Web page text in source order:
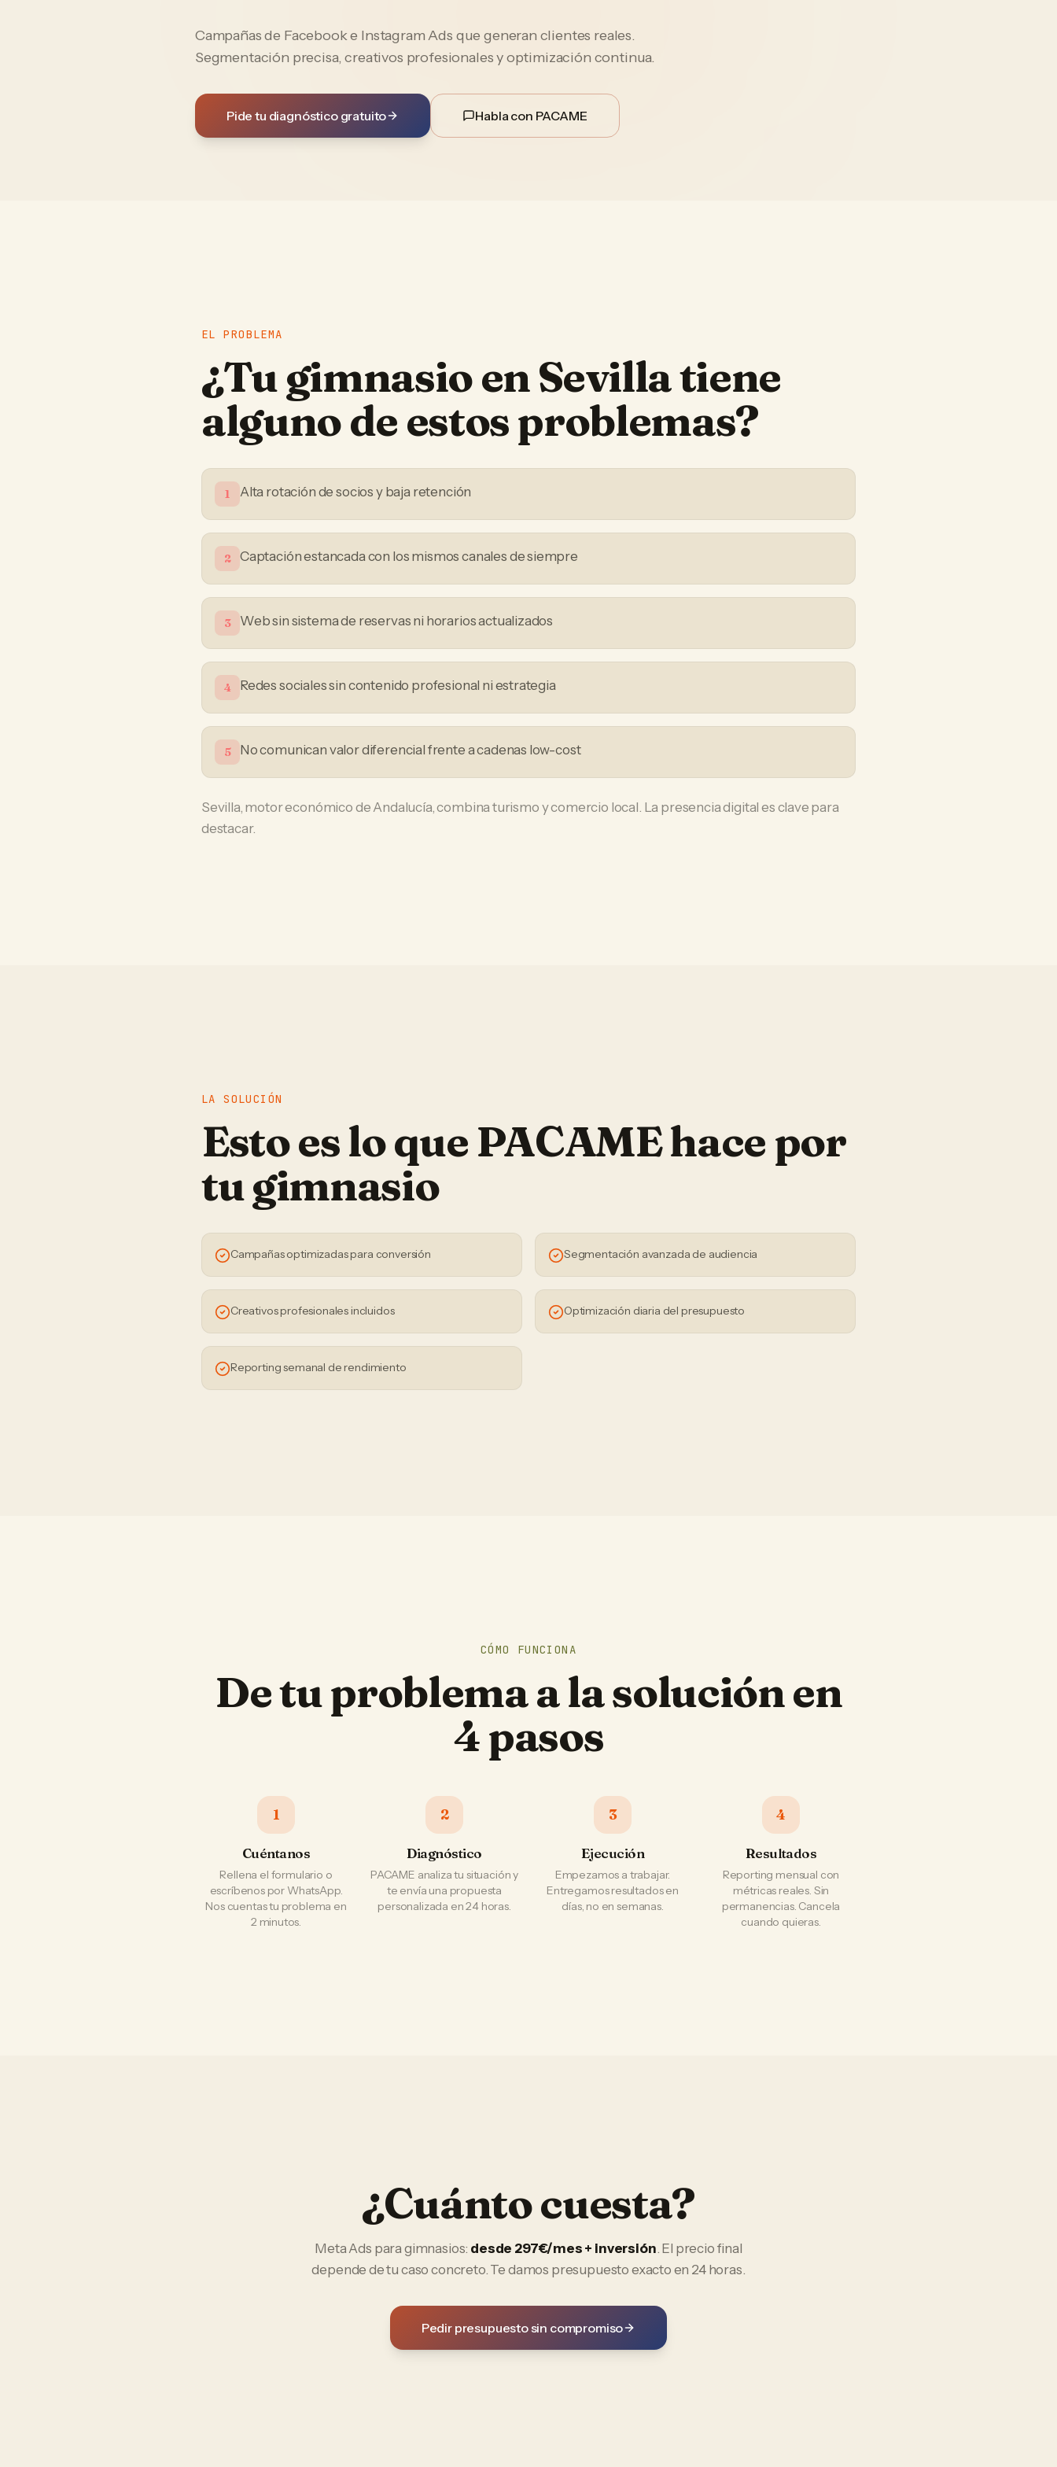
Campañas de Facebook e Instagram Ads que generan clientes reales.
Segmentación precisa, creativos profesionales y optimización continua.
Pide tu diagnóstico gratuito Habla con PACAME
EL PROBLEMA
¿TugimnasioenSevillatiene
alguno de estos problemas?
1 Alta rotación de socios y baja retención
2 Captación estancada con los mismos canales de siempre
3 Web sin sistema de reservas ni horarios actualizados
4 Redes sociales sin contenido profesional ni estrategia
5 No comunican valor diferencial frente a cadenas low-cost
Sevilla, motor económico de Andalucía, combina turismo y comercio local. La presencia digital es clave para
destacar.
LA SOLUCIÓN
Esto es lo que PACAME hace por
tugimnasio
Campañas optimizadas para conversión Segmentación avanzada de audiencia
Creativos profesionales incluidos Optimización diaria del presupuesto
Reporting semanal de rendimiento
CÓMO FUNCIONA
De tu problema a la solución en
4 pasos
1
Cuéntanos
Rellena el formulario o
escríbenos por WhatsApp.
Nos cuentas tu problema en
2 minutos.
2
Diagnóstico
PACAME analiza tu situación y
te envía una propuesta
personalizada en 24 horas.
3
Ejecución
Empezamos a trabajar.
Entregamos resultados en
días, no en semanas.
4
Resultados
Reporting mensual con
métricas reales. Sin
permanencias. Cancela
cuando quieras.
¿Cuánto cuesta?
Meta Ads paragimnasios: desde 297€/mes + inversión. El precio final
depende de tu caso concreto. Te damos presupuesto exacto en 24 horas.
Pedir presupuesto sin compromiso